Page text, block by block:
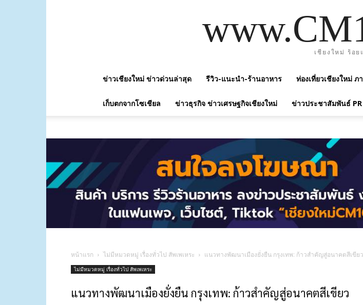
เชียงใหม่ ร้อย
ข่าวเชียงใหม่ ข่าวด่วนล่าสุด รีวิว-แนะนำ-ร้านอาหาร ท่องเที่ยวเชียงใหม่ ภ
เก็บตกจากโซเชียล ข่าวธุรกิจ ข่าวเศรษฐกิจเชียงใหม่ ข่าวประชาสัมพันธ์ PR
หน้าแรก ไม่มีหมวดหมู่ เรื่องทั่วไป สัพเพเหระ แนวทางพัฒนาเมืองยั่งยืน กรุงเทพ: ก้าวสำคัญสู่อนาคตสีเขียว
ไม่มีหมวดหมู่ เรื่องทั่วไป สัพเพเหระ
แนวทางพัฒนาเมืองยั่งยืน กรุงเทพ: ก้าวสำคัญสู่อนาคตสีเขียว